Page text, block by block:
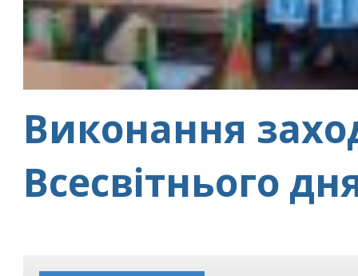
Виконання
Всесвітнього